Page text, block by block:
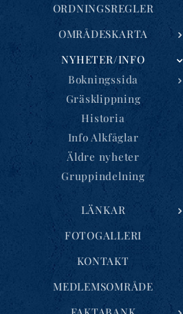
ORDNINGSREGLER
OMRÅDESKARTA
NYHETER/INFO
Bokningssida
Gräsklippning
Historia
Info Alkfåglar
Äldre nyheter
Gruppindelning
LÄNKAR
FOTOGALLERI
KONTAKT
MEDLEMSOMRÅDE